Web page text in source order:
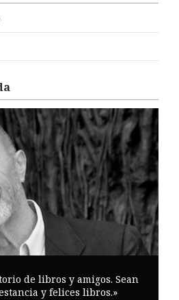
de libros y amigos. Sean
y felices libros.»